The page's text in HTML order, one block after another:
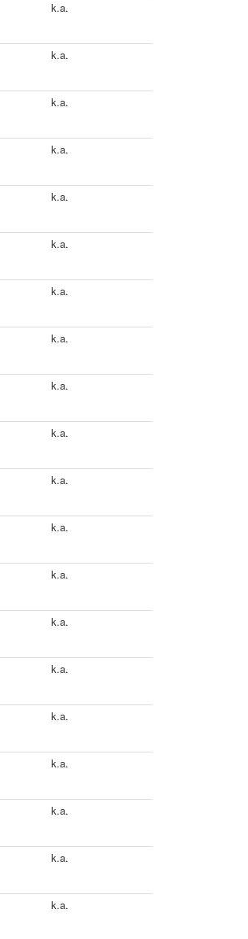
k.a.
k.a.
k.a.
k.a.
k.a.
k.a.
k.a.
k.a.
k.a.
k.a.
k.a.
k.a.
k.a.
k.a.
k.a.
k.a.
k.a.
k.a.
k.a.
k.a.